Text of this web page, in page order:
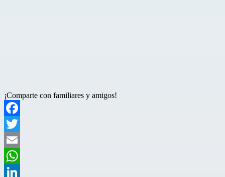
¡Comparte con familiares y amigos!
Facebook
Twitter
Email
WhatsApp